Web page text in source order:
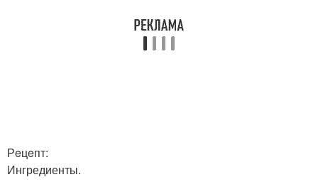
Рeцeпт:
Ингредиенты.